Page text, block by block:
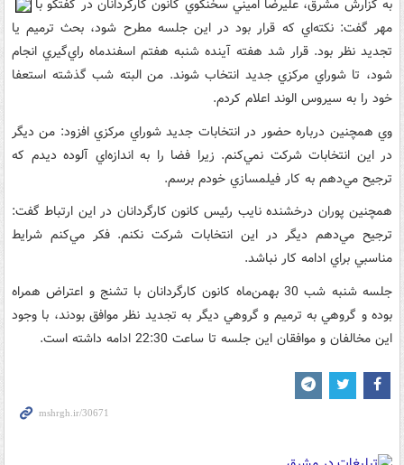
به گزارش مشرق، عليرضا اميني سخنگوي کانون کارگردانان در گفتگو با
مهر گفت: نکته‌اي که قرار بود در اين جلسه مطرح شود، بحث ترميم يا
تجديد نظر بود. قرار شد هفته آينده شنبه هفتم اسفندماه راي‌گيري انجام
شود، تا شوراي مرکزي جديد انتخاب شوند. من البته شب گذشته استعفا
خود را به سيروس الوند اعلام کردم.
وي همچنين درباره حضور در انتخابات جديد شوراي مرکزي افزود: من ديگر
در اين انتخابات شرکت نمي‌کنم. زيرا فضا را به اندازه‌اي آلوده ديدم که
ترجيح مي‌دهم به کار فيلمسازي خودم برسم.
همچنين پوران درخشنده نايب رئيس کانون کارگردانان در اين ارتباط گفت:
ترجيح مي‌دهم ديگر در اين انتخابات شرکت نکنم. فکر مي‌کنم شرايط
مناسبي براي ادامه کار نباشد.
جلسه شنبه شب 30 بهمن‌ماه کانون کارگردانان با تشنج و اعتراض همراه
بوده و گروهي به ترميم و گروهي ديگر به تجديد نظر موافق بودند، با وجود
اين مخالفان و موافقان اين جلسه تا ساعت 22:30 ادامه داشته است.